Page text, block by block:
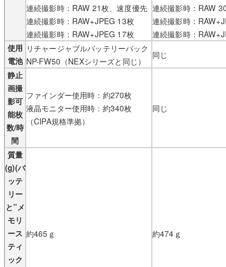
連続撮影時：RAW 21枚、速度優先
連続撮影時：RAW+JPEG 13枚
連続撮影時：RAW+JPEG 17枚
連続撮影時：RAW
連続撮影時：
連続撮影時：
使用
電池
リチャージャブルバッテリーパック
NP-FW50（NEXシリーズと同じ）
同じ
静止
画撮
影可
能枚
数/時
間
ファインダー使用時：約270枚
液晶モニター使用時：約340枚
（CIPA規格準拠）
同じ
質量
(g)(バ
ッテ
リー
と”メ
モリ
ース
ティ
ック
約465ｇ 約474ｇ